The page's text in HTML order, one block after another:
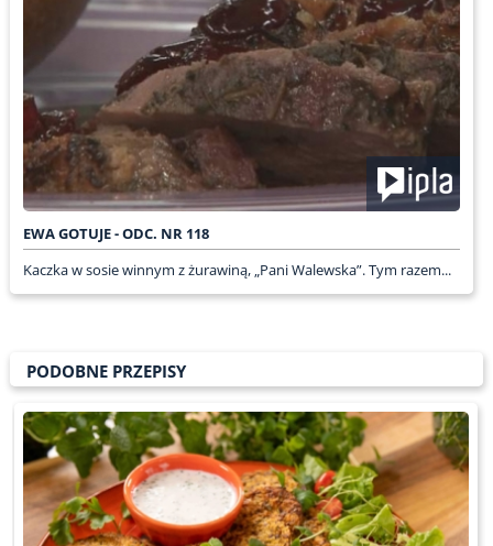
EWA GOTUJE - ODC. NR 118
Kaczka w sosie winnym z żurawiną, „Pani Walewska”. Tym razem...
PODOBNE PRZEPISY